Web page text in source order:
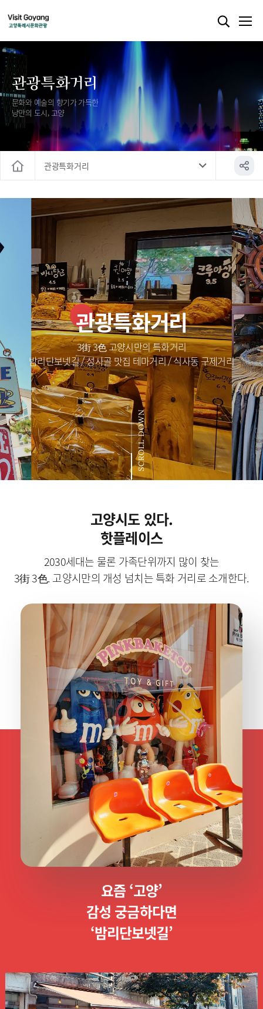
관광특화거리
문화와 예술의 향기가 가득한
낭만의 도시, 고양
관광특화거리
관광특화거리
3街 3色 고양시만의 특화거리
밤리단보넷길 / 성사골 맛집 테마거리 / 식사동 구제거리
SCROLL DOWN
고양시도 있다.
핫플레이스
2030세대는 물론 가족단위까지 많이 찾는
3街 3色. 고양시만의 개성 넘치는 특화 거리로 소개한다.
요즘 ‘고양’
감성 궁금하다면
‘밤리단보넷길’